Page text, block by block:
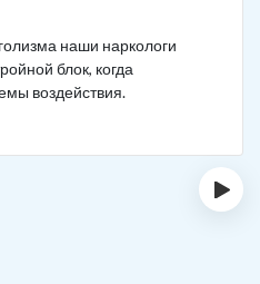
наши наркологи
блок, когда
воздействия.
›